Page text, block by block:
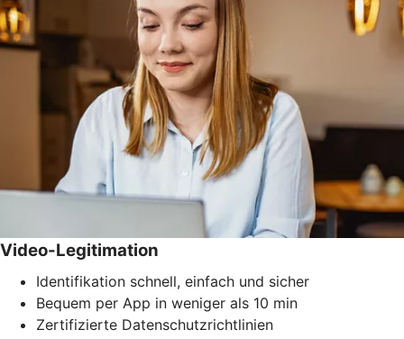
Video-Legitimation
Identifikation schnell, einfach und sicher
Bequem per App in weniger als 10 min
Zertifizierte Datenschutzrichtlinien